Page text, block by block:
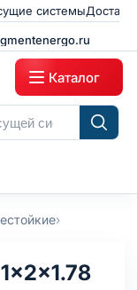
системы
Каталог
›
1×2×1.78